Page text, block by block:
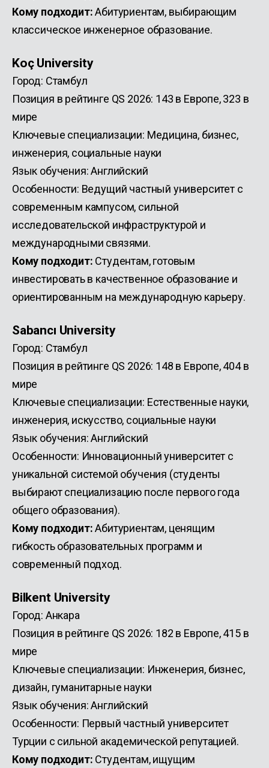
Кому подходит:Абитуриентам, выбирающим
классическое инженерное образование.
Koç University
Город: Стамбул
Позиция в рейтинге QS 2026: 143 в Европе, 323 в
мире
Ключевые специализации: Медицина, бизнес,
инженерия, социальные науки
Язык обучения: Английский
Особенности: Ведущий частный университет с
современным кампусом, сильной
исследовательской инфраструктурой и
международными связями.
Кому подходит: Студентам, готовым
инвестировать в качественное образование и
ориентированным на международную карьеру.
Sabancı University
Город: Стамбул
Позиция в рейтинге QS 2026: 148 в Европе, 404 в
мире
Ключевые специализации: Естественные науки,
инженерия, искусство, социальные науки
Язык обучения: Английский
Особенности: Инновационный университет с
уникальной системой обучения (студенты
выбирают специализацию после первого года
общего образования).
Кому подходит:Абитуриентам, ценящим
гибкость образовательных программ и
современный подход.
Bilkent University
Город: Анкара
Позиция в рейтинге QS 2026: 182 в Европе, 415 в
мире
Ключевые специализации: Инженерия, бизнес,
дизайн, гуманитарные науки
Язык обучения: Английский
Особенности: Первый частный университет
Турции с сильной академической репутацией.
Кому подходит: Студентам, ищущим